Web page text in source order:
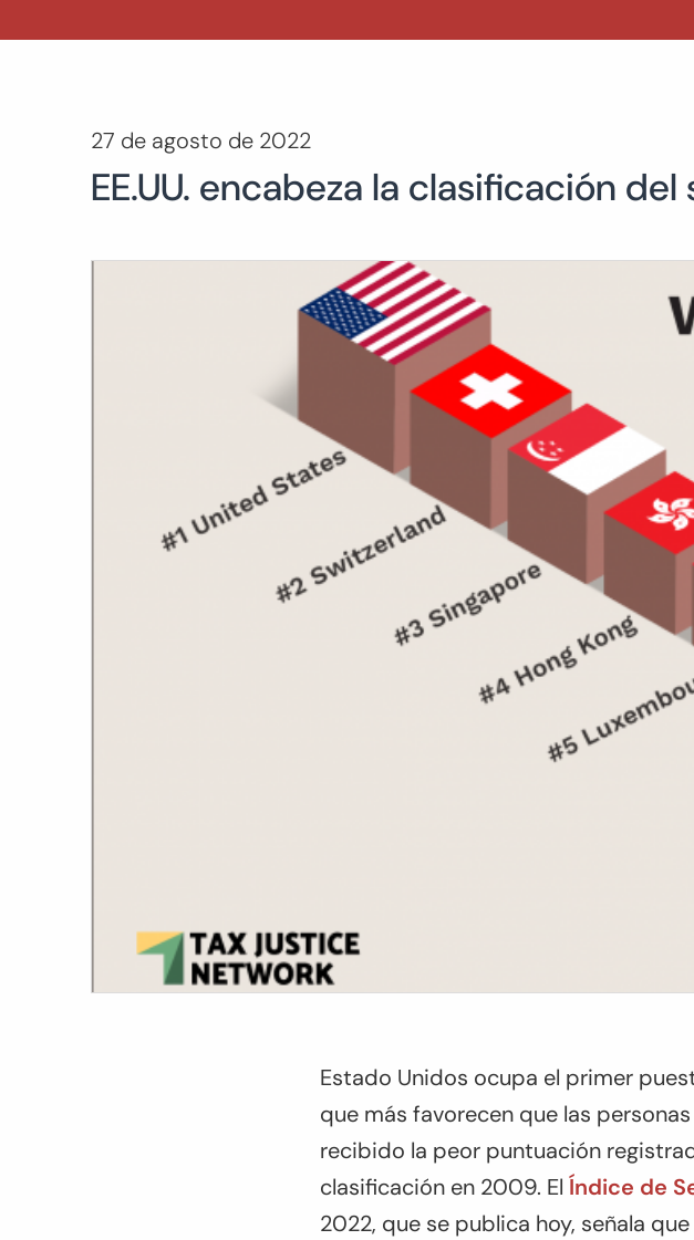
27 de agosto de 2022
EE.UU. encabeza la clasificación
Estado Unidos ocupa el primer
que más favorecen que las
recibido la peor puntuación
clasificación en 2009. El Índice de
2022, que se publica hoy, señala